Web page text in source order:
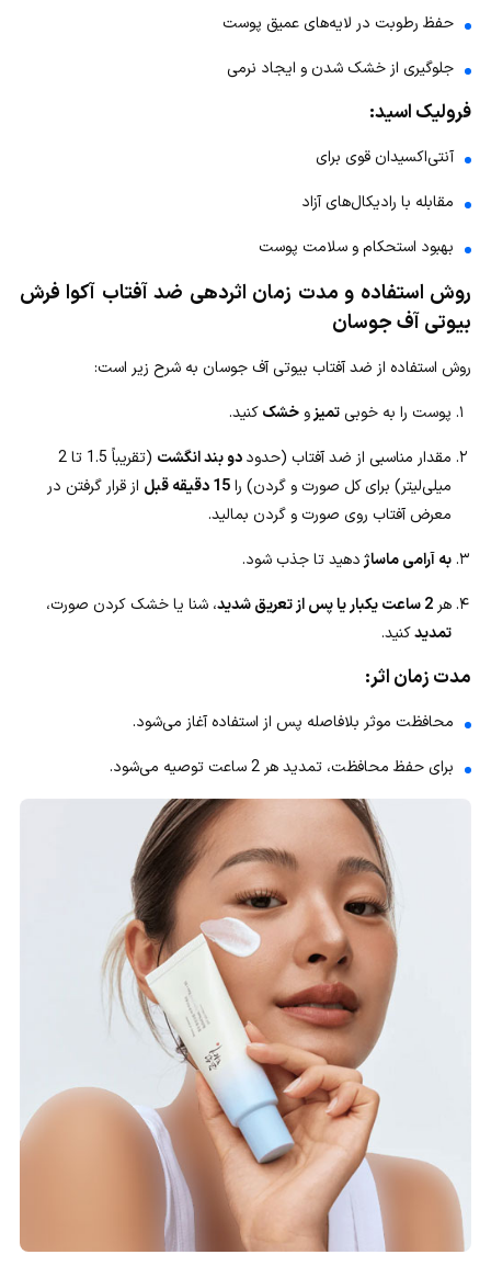
حفظ رطوبت در لایه‌های عمیق پوست
جلوگیری از خشک شدن و ایجاد نرمی
فرولیک اسید:
آنتی‌اکسیدان قوی برای
مقابله با رادیکال‌های آزاد
بهبود استحکام و سلامت پوست
روش استفاده و مدت زمان اثردهی ضد آفتاب آکوا فرش
بیوتی آف جوسان
روش استفاده از ضد آفتاب بیوتی آف جوسان به شرح زیر است:
پوست را به خوبی تمیزو خشککنید.
مقدار مناسبی از ضد آفتاب (حدوددو بند انگشت
(تقریباً 1.5 تا 2
میلی‌لیتر) برای کل صورت و گردن) را15 دقیقه قبل
از قرار گرفتن در
معرض آفتاب روی صورت و گردن بمالید.
به آرامی ماساژدهید تا جذب شود.
هر2 ساعت یکبار یا پس از تعریق شدید
، شنا یا خشک کردن صورت،
تمدیدکنید.
مدت زمان اثر:
محافظت موثر بلافاصله پس از استفاده آغاز می‌شود.
برای حفظ محافظت، تمدید هر 2 ساعت توصیه می‌شود.